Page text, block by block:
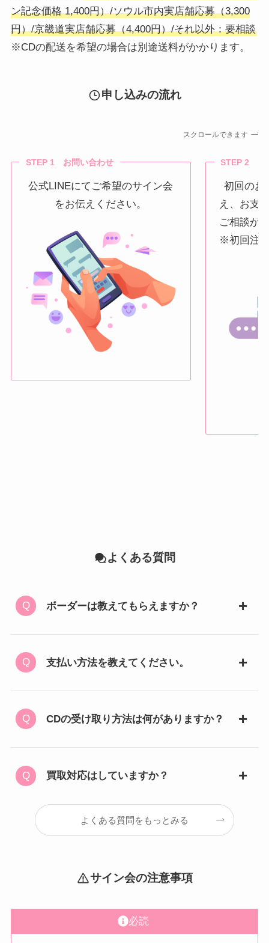
ン記念価格 1,400円）/ソウル市内実店舗応募（3,300
円）/京畿道実店舗応募（4,400円）/それ以外：要相談
※CDの配送を希望の場合は別途送料がかかります。
申し込みの流れ
スクロールできます
STEP 1 お問い合わせ
公式LINEにてご希望のサイン会
をお伝えください。
STEP 2 ご
初回のお
え、お支
ご相談が
※初回注
よくある質問
ボーダーは教えてもらえますか？
支払い方法を教えてください。
CDの受け取り方法は何がありますか？
買取対応はしていますか？
よくある質問をもっとみる
サイン会の注意事項
必読